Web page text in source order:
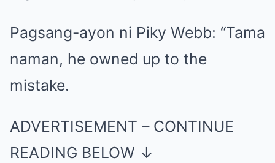
Pagsang-ayon ni Piky Webb: “Tama
naman, he owned up to the
mistake.
ADVERTISEMENT – CONTINUE
READING BELOW ↓